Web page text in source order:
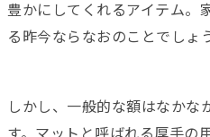
豊かにしてくれるアイテム。
る昨今ならなおのことでしょう
しかし、一般的な額はなかな